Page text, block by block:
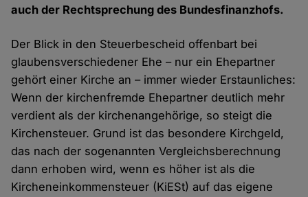
auch der Rechtsprechung des Bundesfinanzhofs.
Der Blick in den Steuerbescheid offenbart bei
glaubensverschiedener Ehe – nur ein Ehepartner
gehört einer Kirche an – immer wieder Erstaunliches:
Wenn der kirchenfremde Ehepartner deutlich mehr
verdient als der kirchenangehörige, so steigt die
Kirchensteuer. Grund ist das besondere Kirchgeld,
das nach der sogenannten Vergleichsberechnung
dann erhoben wird, wenn es höher ist als die
Kircheneinkommensteuer (KiESt) auf das eigene